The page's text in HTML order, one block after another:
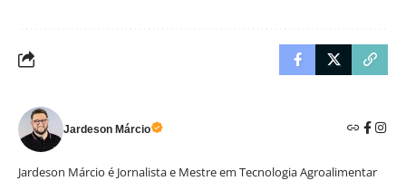
Jardeson Márcio
Jardeson Márcio é Jornalista e Mestre em Tecnologia Agroalimentar